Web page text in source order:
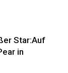
Star:Auf
in